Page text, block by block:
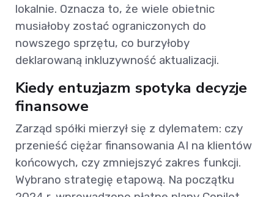
lokalnie. Oznacza to, że wiele obietnic
musiałoby zostać ograniczonych do
nowszego sprzętu, co burzyłoby
deklarowaną inkluzywność aktualizacji.
Kiedy entuzjazm spotyka decyzje
finansowe
Zarząd spółki mierzył się z dylematem: czy
przenieść ciężar finansowania AI na klientów
końcowych, czy zmniejszyć zakres funkcji.
Wybrano strategię etapową. Na początku